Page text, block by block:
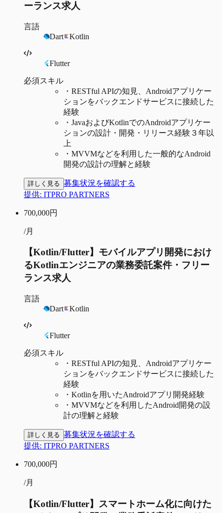
ーランス求人
言語
Dart
Kotlin
Flutter
必須スキル
・ RESTful APIの知見、Androidアプリケー
ションをバックエンドサービスに接続した
経験
・ JavaおよびKotlinでのAndroidアプリケー
ションの設計・開発・リリース経験３年以
上
・ MVVMなどを利用した一般的なAndroid
開発の設計の理解と経験
詳しく見る 募集状況を確認する
提供: ITPRO PARTNERS
700,000円
/月
【Kotlin/Flutter】モバイルアプリ開発におけ
るKotlinエンジニアの業務委託案件・フリー
ランス求人
言語
Dart
Kotlin
Flutter
必須スキル
・ RESTful APIの知見、Androidアプリケー
ションをバックエンドサービスに接続した
経験
・ Kotlinを用いたAndroidアプリ開発経験
・ MVVMなどを利用したAndroid開発の設
計の理解と経験
詳しく見る 募集状況を確認する
提供: ITPRO PARTNERS
700,000円
/月
【Kotlin/Flutter】スマートホーム化に向けた